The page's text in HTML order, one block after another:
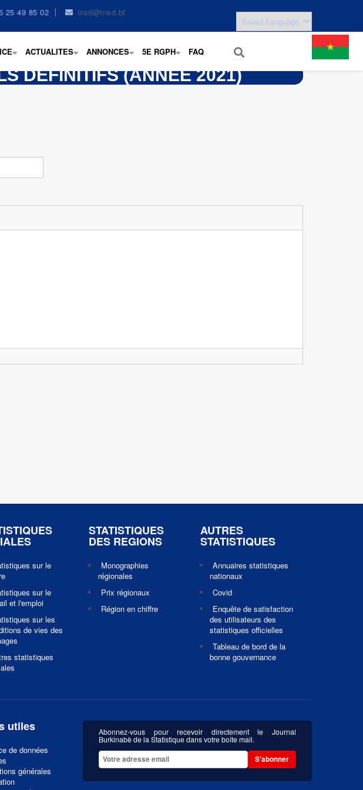
25 49 85 02 insd@insd.bf
+ +
ACTUALITES
+
ANNONCES
+
5E RGPH FAQ
DÉFINITIFS (ANNÉE 2021)
sur le
sur le
et l'emploi
sur les
de vies des
statistiques
STATISTIQUES
DES REGIONS
Monographies
régionales
Prix régionaux
Région en chiffre
AUTRES
STATISTIQUES
Annuaires statistiques
nationaux
Covid
Enquête de satisfaction
des utilisateurs des
statistiques officielles
Tableau de bord de la
bonne gouvernance
utiles
de données
générales
Abonnez-vous pour recevoir directement le Journal
Burkinabè de la Statistique dans votre boîte mail.
S'abonner